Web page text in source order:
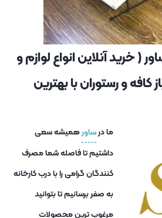
( خرید آنلاین انواع لوازم و
و رستوران با بهترین
ما درساورهمیشه سعی
داشتیم تا فاصله شما مصرف
کنندگان گرامی را با درب کارخانه
به صفر برسانیم تا بتوانید
مرغوب ترین محصولات